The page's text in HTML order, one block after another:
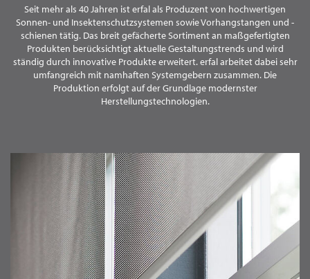
WECHSELN
DE
Seit mehr als 40 Jahren ist erfal als Produzent von hochwertigen
Sonnen- und Insektenschutzsystemen sowie Vorhangstangen und -
schienen tätig. Das breit gefächerte Sortiment an maßgefertigten
Produkten berücksichtigt aktuelle Gestaltungstrends und wird
ständig durch innovative Produkte erweitert. erfal arbeitet dabei sehr
umfangreich mit namhaften Systemgebern zusammen. Die
Produktion erfolgt auf der Grundlage modernster
Herstellungstechnologien.